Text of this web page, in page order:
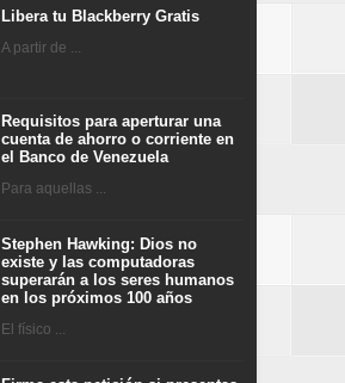
Libera tu Blackberry Gratis
A partir de ...
Requisitos para aperturar una
cuenta de ahorro o corriente en
el Banco de Venezuela
Para aquellas ...
Stephen Hawking: Dios no
existe y las computadoras
superarán a los seres humanos
en los próximos 100 años
El físico ...